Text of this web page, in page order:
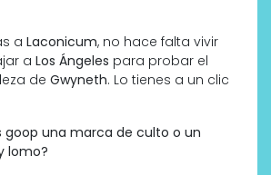
a Laconicum, no hace falta vivir
a Los Ángeles para probar el
de Gwyneth. Lo tienes a un clic
goop una marca de culto o un
lomo?